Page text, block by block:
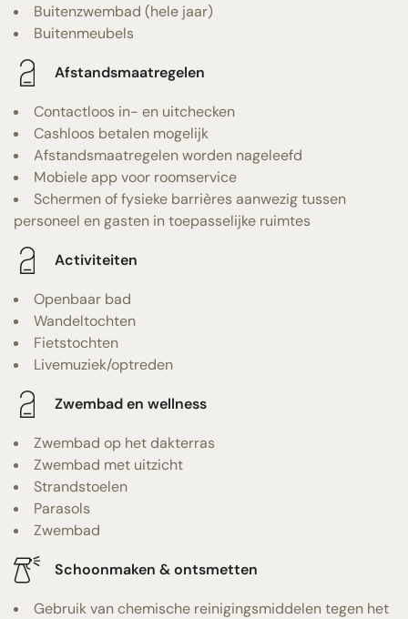
Buitenzwembad (hele jaar)
Buitenmeubels
Afstandsmaatregelen
Contactloos in- en uitchecken
Cashloos betalen mogelijk
Afstandsmaatregelen worden nageleefd
Mobiele app voor roomservice
Schermen of fysieke barrières aanwezig tussen
personeel en gasten in toepasselijke ruimtes
Activiteiten
Openbaar bad
Wandeltochten
Fietstochten
Livemuziek/optreden
Zwembad en wellness
Zwembad op het dakterras
Zwembad met uitzicht
Strandstoelen
Parasols
Zwembad
Schoonmaken & ontsmetten
Gebruik van chemische reinigingsmiddelen tegen het